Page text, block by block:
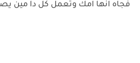
فجاه انها امك وتعمل كل دا مين